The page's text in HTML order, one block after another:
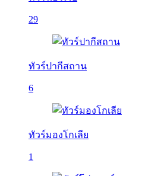
29
ทัวร์ปากีสถาน
6
ทัวร์มองโกเลีย
1